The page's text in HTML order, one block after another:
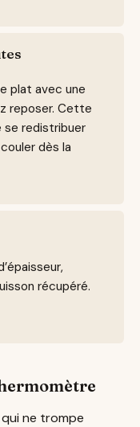
plat avec une
reposer. Cette
se redistribuer
dès la
récupéré.
ne trompe